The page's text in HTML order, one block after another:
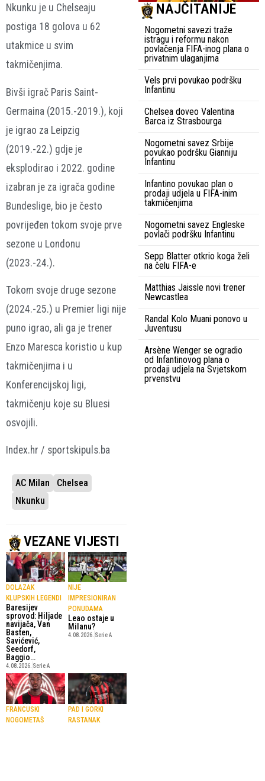
Nkunku je u Chelseaju
postiga 18 golova u 62
utakmice u svim
takmičenjima.
Bivši igrač Paris Saint-
Germaina (2015.-2019.), koji
je igrao za Leipzig
(2019.-22.) gdje je
eksplodirao i 2022. godine
izabran je za igrača godine
Bundeslige, bio je često
povrijeđen tokom svoje prve
sezone u Londonu
(2023.-24.).
Tokom svoje druge sezone
(2024.-25.) u Premier ligi nije
puno igrao, ali ga je trener
Enzo Maresca koristio u kup
takmičenjima i u
Konferencijskoj ligi,
takmičenju koje su Bluesi
osvojili.
Index.hr / sportskipuls.ba
AC Milan
Chelsea
Nkunku
VEZANE VIJESTI
DOLAZAK
KLUPSKIH LEGENDI
Baresijev
sprovod: Hiljade
navijača, Van
Basten,
Savićević,
Seedorf,
Baggio…
4.08.2026. Serie A
NIJE
IMPRESIONIRAN
PONUDAMA
Leao ostaje u
Milanu?
4.08.2026. Serie A
FRANCUSKI
NOGOMETAŠ
PAD I GORKI
RASTANAK
NAJČITANIJE
Nogometni savezi traže
istragu i reformu nakon
povlačenja FIFA-inog plana o
privatnim ulaganjima
Vels prvi povukao podršku
Infantinu
Chelsea doveo Valentina
Barca iz Strasbourga
Nogometni savez Srbije
povukao podršku Gianniju
Infantinu
Infantino povukao plan o
prodaji udjela u FIFA-inim
takmičenjima
Nogometni savez Engleske
povlači podršku Infantinu
Sepp Blatter otkrio koga želi
na čelu FIFA-e
Matthias Jaissle novi trener
Newcastlea
Randal Kolo Muani ponovo u
Juventusu
Arsène Wenger se ogradio
od Infantinovog plana o
prodaji udjela na Svjetskom
prvenstvu